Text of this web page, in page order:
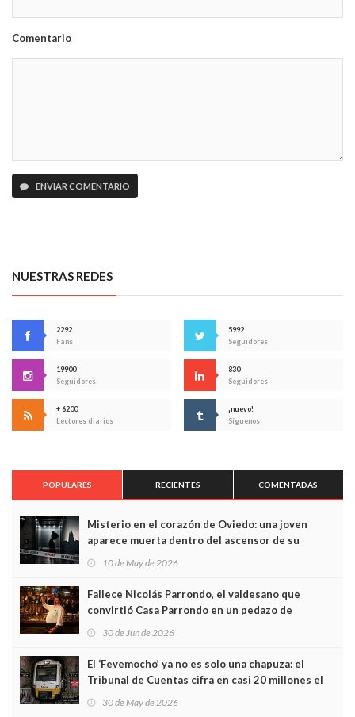
Comentario
ENVIAR COMENTARIO
NUESTRAS REDES
2292
Fans
5992
Seguidores
19900
Seguidores
830
Seguidores
+ 6200
Lectores diarios
¡nuevo!
Síguenos
POPULARES RECIENTES COMENTADAS
Misterio en el corazón de Oviedo: una joven
aparece muerta dentro del ascensor de su
edificio y las cámaras captan sus últimos minutos
10 de May de 2026
Fallece Nicolás Parrondo, el valdesano que
convirtió Casa Parrondo en un pedazo de
Asturias en Madrid
30 de Jun de 2026
El ‘Fevemocho’ ya no es solo una chapuza: el
Tribunal de Cuentas cifra en casi 20 millones el
sobrecoste de los trenes que no cabían por los
30 de May de 2026